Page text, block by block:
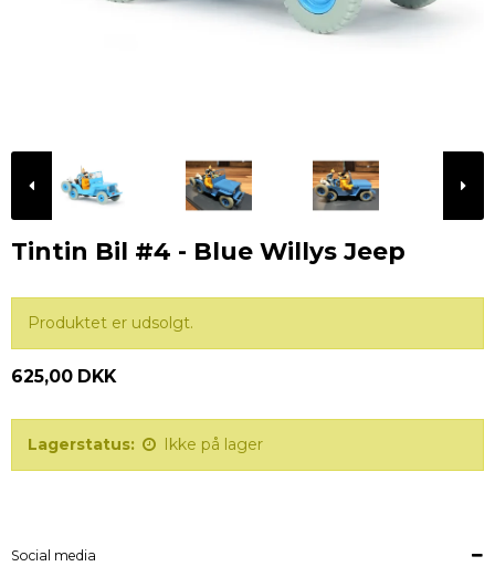
Tintin Bil #4 - Blue Willys Jeep
Produktet er udsolgt.
625,00 DKK
Lagerstatus: Ikke på lager
Social media